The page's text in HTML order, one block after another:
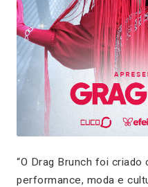
“O Drag Brunch foi
performance, moda e